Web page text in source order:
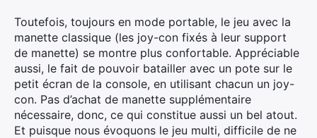
Toutefois, toujours en mode portable, le jeu avec la
manette classique (les joy-con fixés à leur support
de manette) se montre plus confortable. Appréciable
aussi, le fait de pouvoir batailler avec un pote sur le
petit écran de la console, en utilisant chacun un joy-
con. Pas d’achat de manette supplémentaire
nécessaire, donc, ce qui constitue aussi un bel atout.
Et puisque nous évoquons le jeu multi, difficile de ne